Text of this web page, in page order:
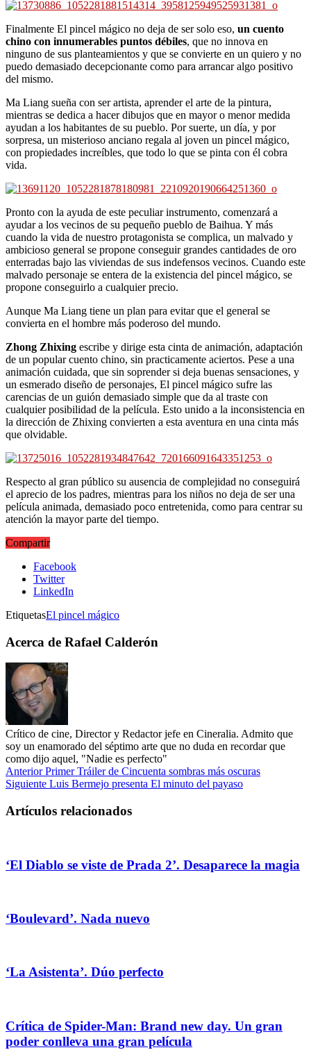
Finalmente El pincel mágico no deja de ser solo eso, un cuento
chino con innumerables puntos débiles, que no innova en
ninguno de sus planteamientos y que se convierte en un quiero y no
puedo demasiado decepcionante como para arrancar algo positivo
del mismo.
Ma Liang sueña con ser artista, aprender el arte de la pintura,
mientras se dedica a hacer dibujos que en mayor o menor medida
ayudan a los habitantes de su pueblo. Por suerte, un día, y por
sorpresa, un misterioso anciano regala al joven un pincel mágico,
con propiedades increíbles, que todo lo que se pinta con él cobra
vida.
Pronto con la ayuda de este peculiar instrumento, comenzará a
ayudar a los vecinos de su pequeño pueblo de Baihua. Y más
cuando la vida de nuestro protagonista se complica, un malvado y
ambicioso general se propone conseguir grandes cantidades de oro
enterradas bajo las viviendas de sus indefensos vecinos. Cuando este
malvado personaje se entera de la existencia del pincel mágico, se
propone conseguirlo a cualquier precio.
Aunque Ma Liang tiene un plan para evitar que el general se
convierta en el hombre más poderoso del mundo.
Zhong Zhixing escribe y dirige esta cinta de animación, adaptación
de un popular cuento chino, sin practicamente aciertos. Pese a una
animación cuidada, que sin soprender si deja buenas sensaciones, y
un esmerado diseño de personajes, El pincel mágico sufre las
carencias de un guión demasiado simple que da al traste con
cualquier posibilidad de la película. Esto unido a la inconsistencia en
la dirección de Zhixing convierten a esta aventura en una cinta más
que olvidable.
Respecto al gran público su ausencia de complejidad no conseguirá
el aprecio de los padres, mientras para los niños no deja de ser una
película animada, demasiado poco entretenida, como para centrar su
atención la mayor parte del tiempo.
Compartir
Facebook
Twitter
LinkedIn
EtiquetasEl pincel mágico
Acerca de Rafael Calderón
Crítico de cine, Director y Redactor jefe en Cineralia. Admito que
soy un enamorado del séptimo arte que no duda en recordar que
como dijo aquel, "Nadie es perfecto"
AnteriorPrimer Tráiler de Cincuenta sombras más oscuras
Siguiente Luis Bermejo presenta El minuto del payaso
Artículos relacionados
‘El Diablo se viste de Prada 2’. Desaparece la magia
‘Boulevard’. Nada nuevo
‘La Asistenta’. Dúo perfecto
Crítica de Spider-Man: Brand new day. Un gran
poder conlleva una gran película